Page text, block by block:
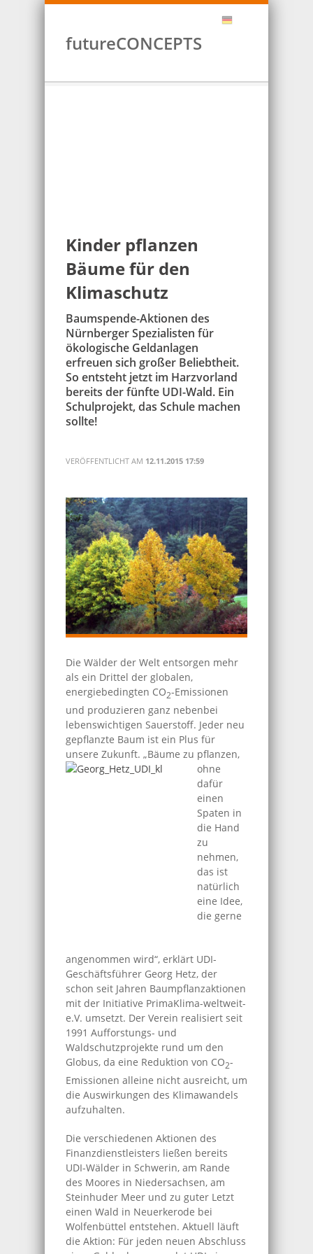
futureCONCEPTS
Kinder pflanzen
Bäume für den
Klimaschutz
Baumspende-Aktionen des
Nürnberger Spezialisten für
ökologische Geldanlagen
erfreuen sich großer Beliebtheit.
So entsteht jetzt im Harzvorland
bereits der fünfte UDI-Wald. Ein
Schulprojekt, das Schule machen
sollte!
VERÖFFENTLICHT AM 12.11.2015 17:59
Die Wälder der Welt entsorgen mehr
als ein Drittel der globalen,
energiebedingten CO2-Emissionen
und produzieren ganz nebenbei
lebenswichtigen Sauerstoff. Jeder neu
gepflanzte Baum ist ein Plus für
unsere Zukunft. „Bäume zu pflanzen,
ohne
dafür
einen
Spaten in
die Hand
zu
nehmen,
das ist
natürlich
eine Idee,
die gerne
angenommen wird“, erklärt UDI-
Geschäftsführer Georg Hetz, der
schon seit Jahren Baumpflanzaktionen
mit der Initiative PrimaKlima-weltweit-
e.V. umsetzt. Der Verein realisiert seit
1991 Aufforstungs- und
Waldschutzprojekte rund um den
Globus, da eine Reduktion von CO2-
Emissionen alleine nicht ausreicht, um
die Auswirkungen des Klimawandels
aufzuhalten.
Die verschiedenen Aktionen des
Finanzdienstleisters ließen bereits
UDI-Wälder in Schwerin, am Rande
des Moores in Niedersachsen, am
Steinhuder Meer und zu guter Letzt
einen Wald in Neuerkerode bei
Wolfenbüttel entstehen. Aktuell läuft
die Aktion: Für jeden neuen Abschluss